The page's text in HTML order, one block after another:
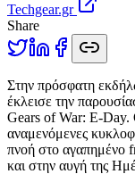
Techgear.gr
Share
Στην πρόσφατη
έκλεισε την
Gears of War: E-Day.
αναμενόμενες
πνοή στο αγαπημένο
και στην αυγή της